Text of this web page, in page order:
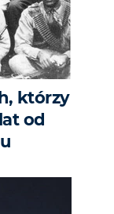
którzy
od